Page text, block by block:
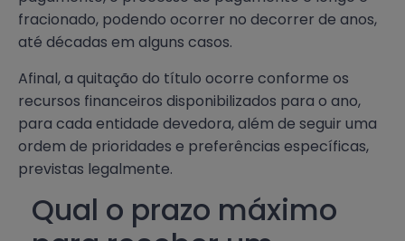
fracionado, podendo ocorrer no decorrer de anos,
até décadas em alguns casos.
Afinal, a quitação do título ocorre conforme os
recursos financeiros disponibilizados para o ano,
para cada entidade devedora, além de seguir uma
ordem de prioridades e preferências específicas,
previstas legalmente.
Qual o prazo máximo